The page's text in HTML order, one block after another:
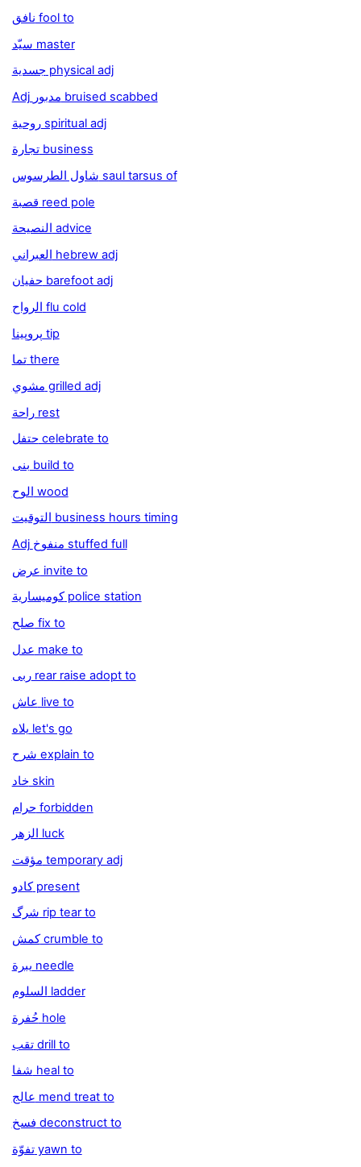
نافق fool to
سيّد master
جسدية physical adj
Adj مدبور bruised scabbed
روحية spiritual adj
تجارة business
شاول الطرسوس saul tarsus of
قصبة reed pole
النصيحة advice
العبراني hebrew adj
حفيان barefoot adj
الرواح flu cold
پروپينا tip
تما there
مشوي grilled adj
راحة rest
حتفل celebrate to
بنى build to
الوح wood
التوقيت business hours timing
Adj منفوخ stuffed full
عرض invite to
كوميسارية police station
صلح fix to
عدل make to
ربى rear raise adopt to
عاش live to
يلاه let's go
شرح explain to
خاد skin
حرام forbidden
الزهر luck
مؤقت temporary adj
كادو present
شرگ rip tear to
كمش crumble to
يبرة needle
السلوم ladder
حُفرة hole
تقب drill to
شفا heal to
عالج mend treat to
فسخ deconstruct to
تفوّة yawn to